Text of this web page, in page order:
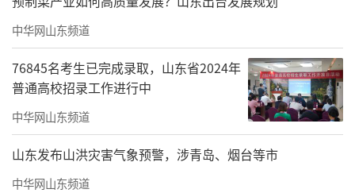
运动会主题歌《奋楫远航》
现场观众
中华网山东频道
76845名考生已完成录取，山东省2024年
普通高校招录工作进行中
中华网山东频道
山东发布山洪灾害气象预警，涉青岛、烟台等市
中华网山东频道